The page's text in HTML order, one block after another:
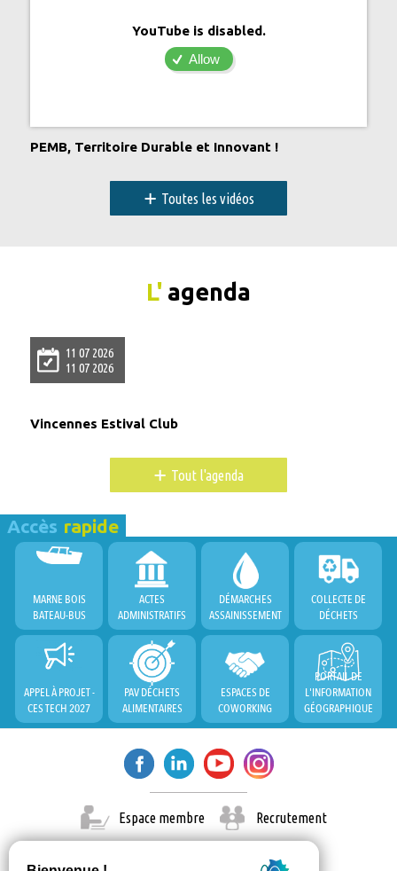
YouTube is disabled.
Allow
PEMB, Territoire Durable et Innovant !
+ Toutes les vidéos
L' agenda
11 07 2026
11 07 2026
Vincennes Estival Club
+ Tout l'agenda
Accès rapide
MARNE BOIS
BATEAU-BUS
ACTES
ADMINISTRATIFS
DÉMARCHES
ASSAINISSEMENT
COLLECTE DE
DÉCHETS
APPEL À PROJET -
CES TECH 2027
PAV DÉCHETS
ALIMENTAIRES
ESPACES DE
COWORKING
PORTAIL DE
L'INFORMATION
GÉOGRAPHIQUE
Espace membre Recrutement